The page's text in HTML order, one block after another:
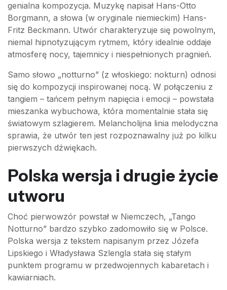
genialna kompozycja. Muzykę napisał Hans-Otto
Borgmann, a słowa (w oryginale niemieckim) Hans-
Fritz Beckmann. Utwór charakteryzuje się powolnym,
niemal hipnotyzującym rytmem, który idealnie oddaje
atmosferę nocy, tajemnicy i niespełnionych pragnień.
Samo słowo „notturno” (z włoskiego: nokturn) odnosi
się do kompozycji inspirowanej nocą. W połączeniu z
tangiem – tańcem pełnym napięcia i emocji – powstała
mieszanka wybuchowa, która momentalnie stała się
światowym szlagierem. Melancholijna linia melodyczna
sprawia, że utwór ten jest rozpoznawalny już po kilku
pierwszych dźwiękach.
Polska wersja i drugie życie
utworu
Choć pierwowzór powstał w Niemczech, „Tango
Notturno” bardzo szybko zadomowiło się w Polsce.
Polska wersja z tekstem napisanym przez Józefa
Lipskiego i Władysława Szlengla stała się stałym
punktem programu w przedwojennych kabaretach i
kawiarniach.